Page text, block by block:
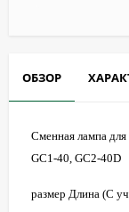
ОБЗОР
Сменная лампа
GC1-40, GC2-40D
размер Длина (С